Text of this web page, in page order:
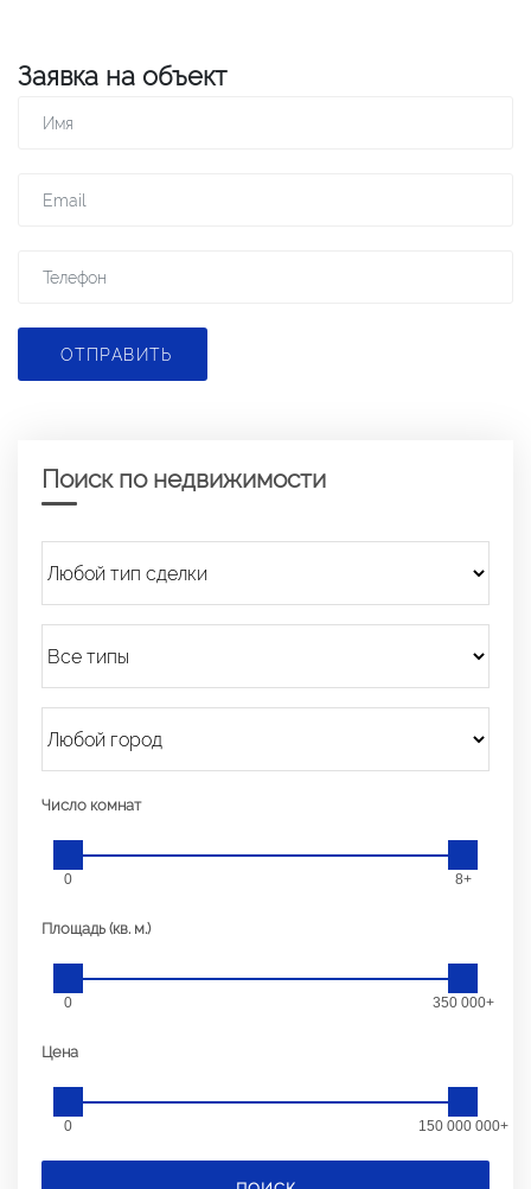
Заявка на объект
ОТПРАВИТЬ
Поиск по недвижимости
Число комнат
0 8+
Площадь (кв. м.)
0 350 000+
Цена
0 150 000 000+